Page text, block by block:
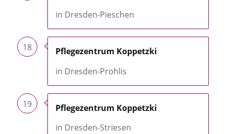
in Dresden-Pieschen
18
Pflegezentrum Koppetzki
in Dresden-Prohlis
19
Pflegezentrum Koppetzki
in Dresden-Striesen